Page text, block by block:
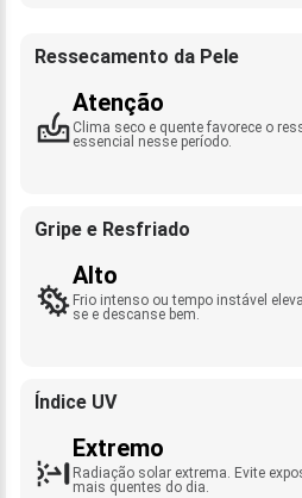
Ressecamento da Pele
Atenção
Clima seco e quente favorece o
essencial nesse período.
Gripe e Resfriado
Alto
Frio intenso ou tempo instável
se e descanse bem.
Índice UV
Extremo
Radiação solar extrema. Evite
mais quentes do dia.